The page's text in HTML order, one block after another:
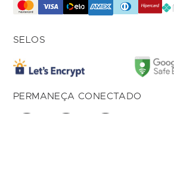
SELOS
PERMANEÇA CONECTADO